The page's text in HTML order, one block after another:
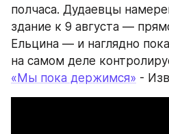
полчаса. Дудаевцы
здание к 9 августа —
Ельцина — и наглядно
на самом деле
«Мы пока держимся» -